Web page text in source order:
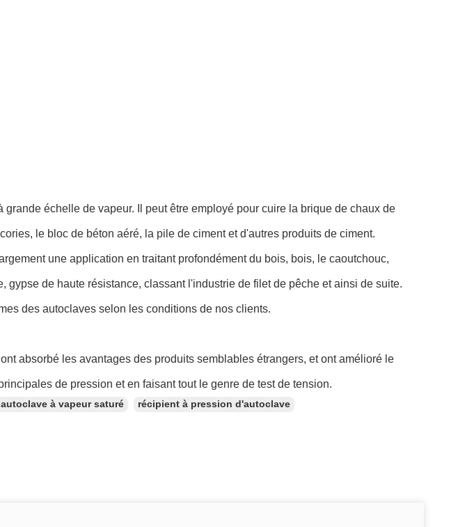
grande échelle de vapeur. Il peut être employé pour cuire la brique de chaux de
le bloc de béton aéré, la pile de ciment et d'autres produits de ciment.
une application en traitant profondément du bois, bois, le caoutchouc,
gypse de haute résistance, classant l'industrie de filet de pêche et ainsi de suite.
des autoclaves selon les conditions de nos clients.
absorbé les avantages des produits semblables étrangers, et ont amélioré le
de pression et en faisant tout le genre de test de tension.
autoclave à vapeur saturé récipient à pression d'autoclave